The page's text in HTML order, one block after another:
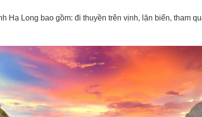
Hạ Long bao gồm: đi thuyền trên vịnh, lặn biển, tham